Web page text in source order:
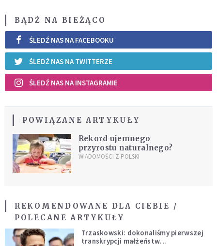
BĄDŹ NA BIEŻĄCO
ŚLEDŹ NAS NA FACEBOOKU
ŚLEDŹ NAS NA TWITTERZE
ŚLEDŹ NAS NA INSTAGRAMIE
POWIĄZANE ARTYKUŁY
Rekord ujemnego
przyrostu naturalnego?
WIADOMOŚCI Z POLSKI
REKOMENDOWANE DLA CIEBIE /
POLECANE ARTYKUŁY
Trzaskowski: dokonaliśmy pierwszej
transkrypcji małżeństw